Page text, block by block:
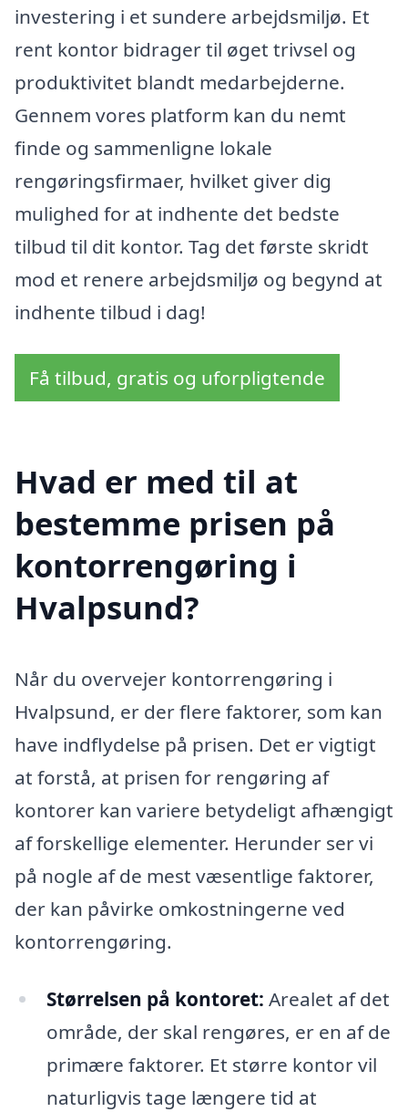
investering i et sundere arbejdsmiljø. Et
rent kontor bidrager til øget trivsel og
produktivitet blandt medarbejderne.
Gennem vores platform kan du nemt
finde og sammenligne lokale
rengøringsfirmaer, hvilket giver dig
mulighed for at indhente det bedste
tilbud til dit kontor. Tag det første skridt
mod et renere arbejdsmiljø og begynd at
indhente tilbud i dag!
Få tilbud, gratis og uforpligtende
Hvad er med til at
bestemme prisen på
kontorrengøring i
Hvalpsund?
Når du overvejer kontorrengøring i
Hvalpsund, er der flere faktorer, som kan
have indflydelse på prisen. Det er vigtigt
at forstå, at prisen for rengøring af
kontorer kan variere betydeligt afhængigt
af forskellige elementer. Herunder ser vi
på nogle af de mest væsentlige faktorer,
der kan påvirke omkostningerne ved
kontorrengøring.
Størrelsen på kontoret: Arealet af det
område, der skal rengøres, er en af de
primære faktorer. Et større kontor vil
naturligvis tage længere tid at